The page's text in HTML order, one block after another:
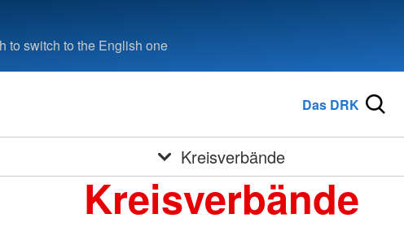
to switch to the English one
Das DRK
Kreisverbände
Kreisverbände